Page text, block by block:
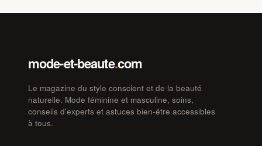
mode-et-beaute.com
Le magazine du style conscient et de la beauté
naturelle. Mode féminine et masculine, soins,
conseils d'experts et astuces bien-être accessibles
à tous.